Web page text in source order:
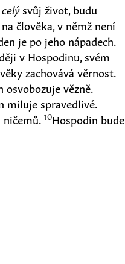
celýsvůj život, budu
člověka, v němž není
je po jeho nápadech.
v Hospodinu, svém
zachovává věrnost.
vězně.
miluje spravedlivé.
ničemů.10Hospodin bude